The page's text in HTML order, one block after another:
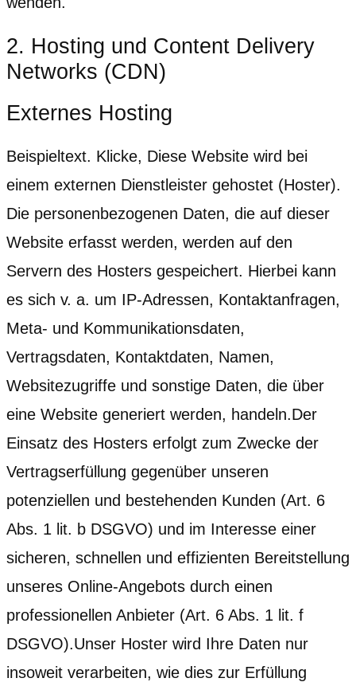
2. Hosting und Content Delivery
Networks (CDN)
Externes Hosting
Beispieltext. Klicke, Diese Website wird bei
einem externen Dienstleister gehostet (Hoster).
Die personenbezogenen Daten, die auf dieser
Website erfasst werden, werden auf den
Servern des Hosters gespeichert. Hierbei kann
es sich v. a. um IP-Adressen, Kontaktanfragen,
Meta- und Kommunikationsdaten,
Vertragsdaten, Kontaktdaten, Namen,
Websitezugriffe und sonstige Daten, die über
eine Website generiert werden, handeln.Der
Einsatz des Hosters erfolgt zum Zwecke der
Vertragserfüllung gegenüber unseren
potenziellen und bestehenden Kunden (Art. 6
Abs. 1 lit. b DSGVO) und im Interesse einer
sicheren, schnellen und effizienten Bereitstellung
unseres Online-Angebots durch einen
professionellen Anbieter (Art. 6 Abs. 1 lit. f
DSGVO).Unser Hoster wird Ihre Daten nur
insoweit verarbeiten, wie dies zur Erfüllung